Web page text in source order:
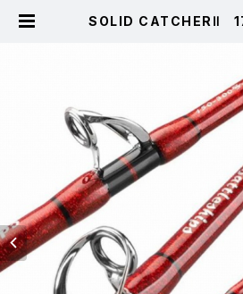
SOLID CATCHERⅡ
つり具 公式オンライ